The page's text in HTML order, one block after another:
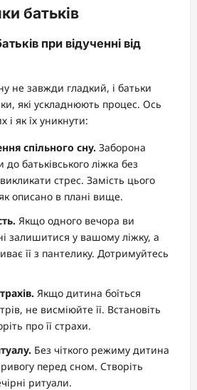
батьків
при відученні від
не завжди гладкий, і батьки
які ускладнюють процес. Ось
як їх уникнути:
спільного сну. Заборона
батьківського ліжка без
стрес. Замість цього
описано в плані вище.
Якщо одного вечора ви
залишитися у вашому ліжку, а
її з пантелику. Дотримуйтесь
Якщо дитина боїться
не висміюйте її. Встановіть
про її страхи.
Без чіткого режиму дитина
перед сном. Створіть
ритуали.